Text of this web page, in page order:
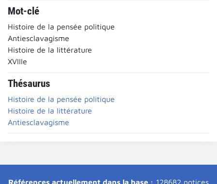
Mot-clé
Histoire de la pensée politique
Antiesclavagisme
Histoire de la littérature
XVIIIe
Thésaurus
Histoire de la pensée politique
Histoire de la littérature
Antiesclavagisme
Références actuellement dans la base : 128682 notices